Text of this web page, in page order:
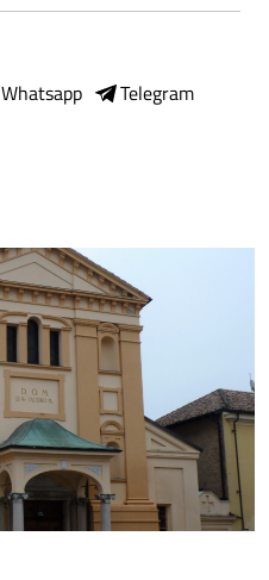
Whatsapp
Telegram